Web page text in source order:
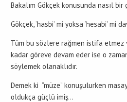
Bakalım Gökçek konusunda nasıl bir
Gökçek, ‘hasbi’ mi yoksa ‘hesabi’ mi
Tüm bu sözlere rağmen istifa etmez
kadar göreve devam eder ise o
söylemek olanaklıdır.
Demek ki “müze” konuşulurken
oldukça güçlü imiş…